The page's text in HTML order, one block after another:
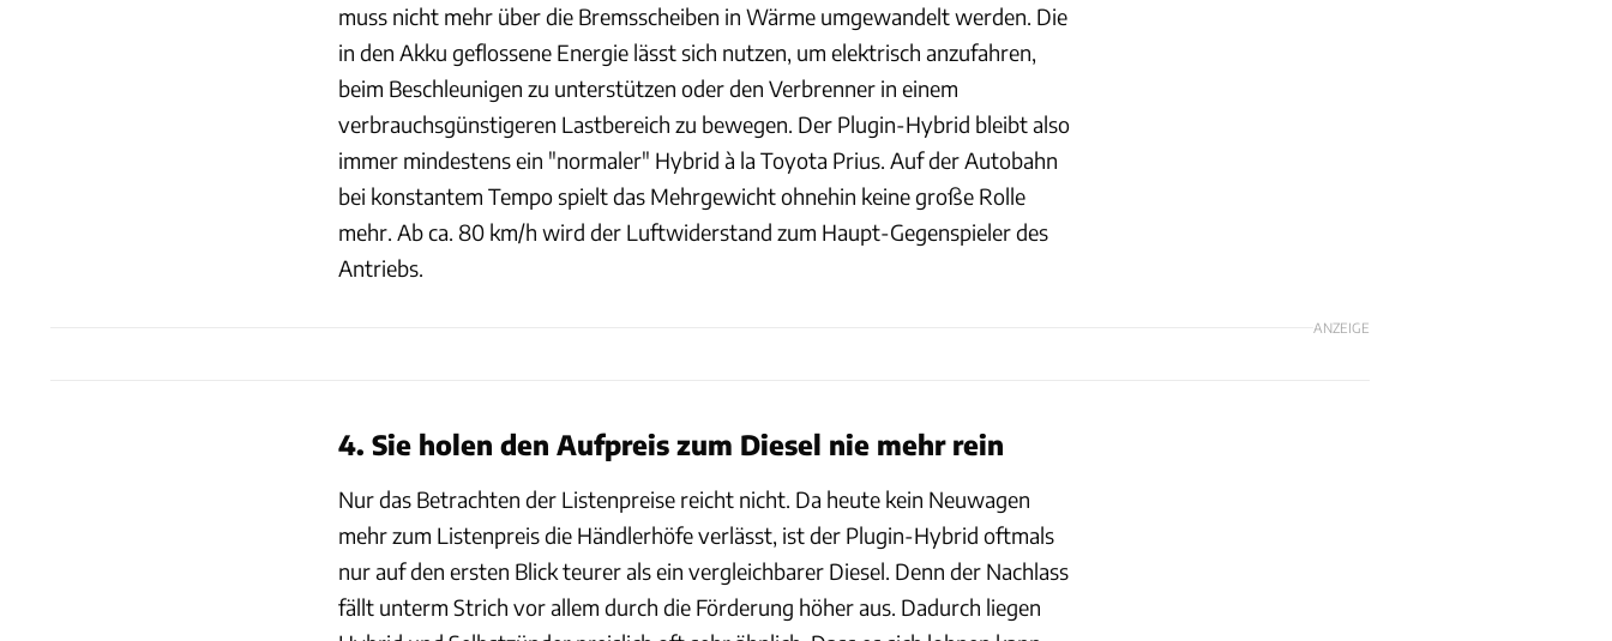
muss nicht mehr über die Bremsscheiben in Wärme umgewandelt werden. Die
in den Akku geflossene Energie lässt sich nutzen, um elektrisch anzufahren,
beim Beschleunigen zu unterstützen oder den Verbrenner in einem
verbrauchsgünstigeren Lastbereich zu bewegen. Der Plugin-Hybrid bleibt also
immer mindestens ein "normaler" Hybrid à la Toyota Prius. Auf der Autobahn
bei konstantem Tempo spielt das Mehrgewicht ohnehin keine große Rolle
mehr. Ab ca. 80 km/h wird der Luftwiderstand zum Haupt-Gegenspieler des
Antriebs.
ANZEIGE
4. Sie holen den Aufpreis zum Diesel nie mehr rein
Nur das Betrachten der Listenpreise reicht nicht. Da heute kein Neuwagen
mehr zum Listenpreis die Händlerhöfe verlässt, ist der Plugin-Hybrid oftmals
nur auf den ersten Blick teurer als ein vergleichbarer Diesel. Denn der Nachlass
fällt unterm Strich vor allem durch die Förderung höher aus. Dadurch liegen